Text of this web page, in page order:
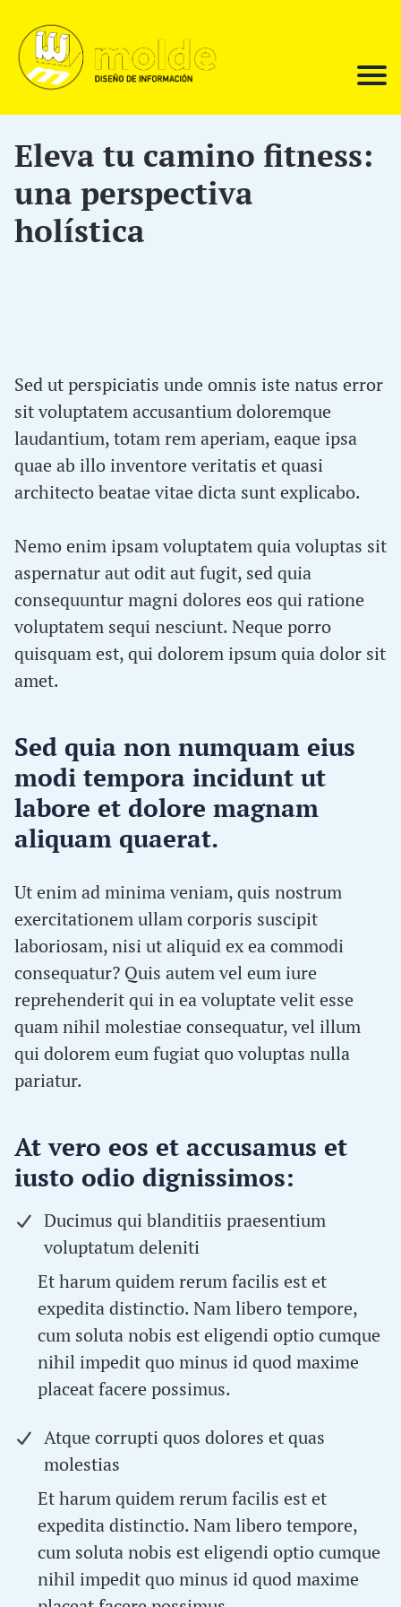
Eleva tu camino fitness:
una perspectiva
holística
Sed ut perspiciatis unde omnis iste natus error
sit voluptatem accusantium doloremque
laudantium, totam rem aperiam, eaque ipsa
quae ab illo inventore veritatis et quasi
architecto beatae vitae dicta sunt explicabo.
Nemo enim ipsam voluptatem quia voluptas sit
aspernatur aut odit aut fugit, sed quia
consequuntur magni dolores eos qui ratione
voluptatem sequi nesciunt. Neque porro
quisquam est, qui dolorem ipsum quia dolor sit
amet.
Sed quia non numquam eius
modi tempora incidunt ut
labore et dolore magnam
aliquam quaerat.
Ut enim ad minima veniam, quis nostrum
exercitationem ullam corporis suscipit
laboriosam, nisi ut aliquid ex ea commodi
consequatur? Quis autem vel eum iure
reprehenderit qui in ea voluptate velit esse
quam nihil molestiae consequatur, vel illum
qui dolorem eum fugiat quo voluptas nulla
pariatur.
At vero eos et accusamus et
iusto odio dignissimos:
Ducimus qui blanditiis praesentium
voluptatum deleniti
Et harum quidem rerum facilis est et
expedita distinctio. Nam libero tempore,
cum soluta nobis est eligendi optio cumque
nihil impedit quo minus id quod maxime
placeat facere possimus.
Atque corrupti quos dolores et quas
molestias
Et harum quidem rerum facilis est et
expedita distinctio. Nam libero tempore,
cum soluta nobis est eligendi optio cumque
nihil impedit quo minus id quod maxime